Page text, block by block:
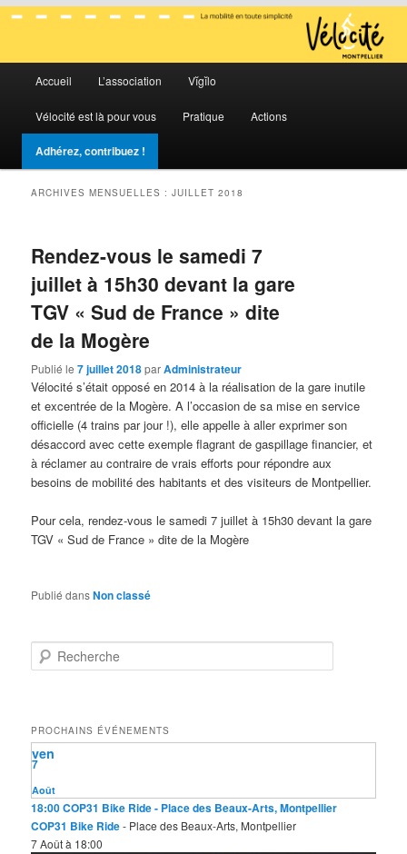
Vélocité Grand Montpellier
La mobilité en toute simplicité
Aller
au
contenu
principal
Aller
au
contenu
secondaire
Accueil L’association Vĭgĭlo
Vélocité est là pour vous Pratique Actions
Adhérez, contribuez !
ARCHIVES MENSUELLES :JUILLET 2018
Rendez-vous le samedi 7
juillet à 15h30 devant la gare
TGV « Sud de France » dite
de la Mogère
Publié le7 juillet 2018parAdministrateur
Vélocité s’était opposé en 2014 à la réalisation de la gare inutile
et excentrée de la Mogère. A l’occasion de sa mise en service
officielle (4 trains par jour !), elle appelle à aller exprimer son
désaccord avec cette exemple flagrant de gaspillage financier, et
à réclamer au contraire de vrais efforts pour répondre aux
besoins de mobilité des habitants et des visiteurs de Montpellier.
Pour cela, rendez-vous le samedi 7 juillet à 15h30 devant la gare
TGV « Sud de France » dite de la Mogère
Publié dansNon classé
e
r
c
h
e
PROCHAINS ÉVÉNEMENTS
Août
7
ven
18:00COP31 Bike Ride- Place des Beaux-Arts, Montpellier
COP31 Bike Ride- Place des Beaux-Arts, Montpellier
7 Août à 18:00